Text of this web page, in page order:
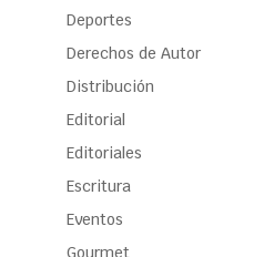
Deportes
Derechos de Autor
Distribución
Editorial
Editoriales
Escritura
Eventos
Gourmet